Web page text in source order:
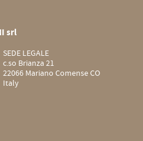
srl
SEDE LEGALE
c.so Brianza 21
22066 Mariano Comense CO
Italy